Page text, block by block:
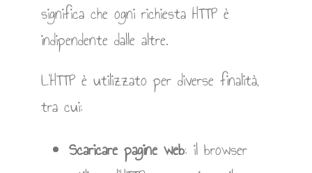
significa che ogni richiesta HTTP è
indipendente dalle altre.
L’HTTP è utilizzato per diverse finalità,
tra cui:
Scaricare pagine web: il browser